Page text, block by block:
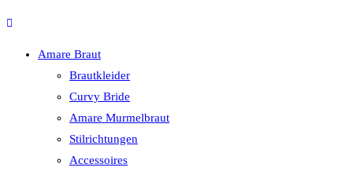
Amare Braut
Brautkleider
Curvy Bride
Amare Murmelbraut
Stilrichtungen
Accessoires